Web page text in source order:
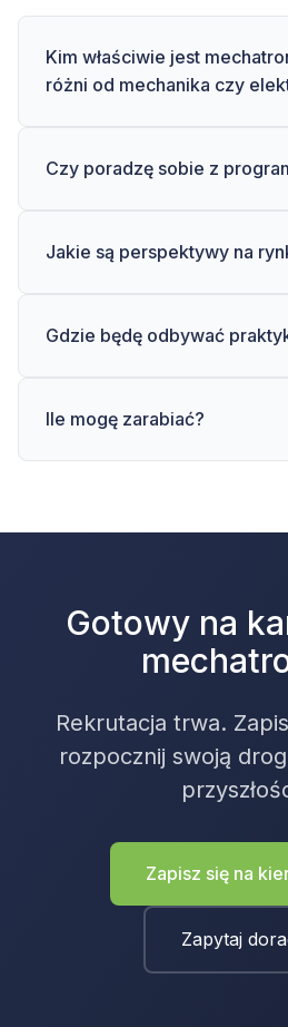
Kim właściwie jest
różni od mechanika czy
Czy poradzę sobie z
Jakie są perspektywy na
Gdzie będę odbywać
Ile mogę zarabiać?
Gotowy na
Rekrutacja trwa.
rozpocznij swoją
Zapisz się na
Zapytaj